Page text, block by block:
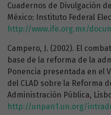
Cuadernos de Divulgación
México: Instituto Federal
http://www.ife.org.mx/documentos/
Campero, J. (2002). El
base de la reforma de la
Ponencia presentada en el
del CLAD sobre la Reforma
Administración Pública,
http://unpan1.un.org/intradoc/groups/